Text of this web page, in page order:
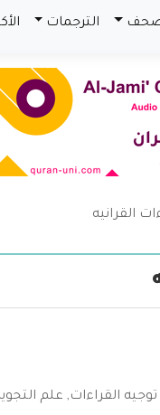
الترجمات
القرانيه
توجيه القراءات, علم